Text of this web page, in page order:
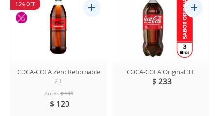
15% OFF
COCA-COLA Zero Retornable
2 L
Antes $ 141
$ 120
COCA-COLA Original 3 L
$ 233